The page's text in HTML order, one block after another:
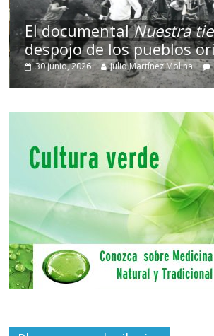
El documentalNuestra
despojo de los pueblos
30 junio, 2026 Julio Martínez Molina